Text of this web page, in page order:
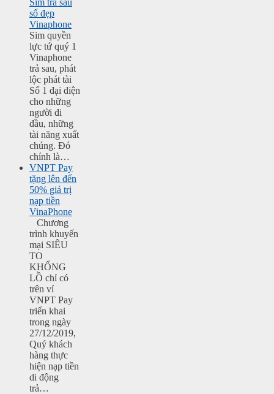
số đẹp
Vinaphone
Sim quyền
lực tứ quý 1
Vinaphone
trả sau, phát
lộc phát tài
Số 1 đại diện
cho những
người đi
đầu, những
tài năng xuất
chúng. Đó
chính là…
VNPT Pay
tặng lên đến
50% giá trị
nạp tiền
VinaPhone
Chương
trình khuyến
mại SIÊU
TO
KHỔNG
LỒ chỉ có
trên ví
VNPT Pay
triển khai
trong ngày
27/12/2019,
Quý khách
hàng thực
hiện nạp tiền
di động
trả…